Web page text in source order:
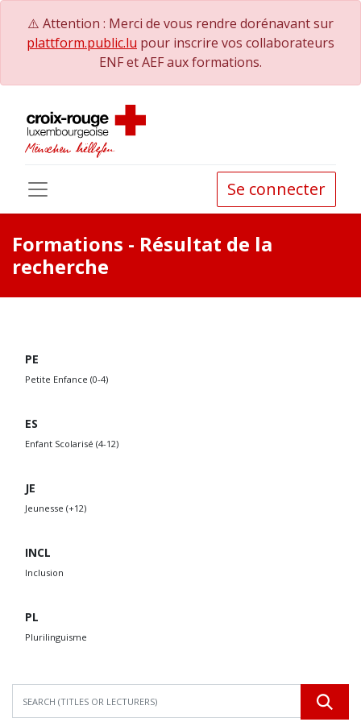
⚠️ Attention : Merci de vous rendre dorénavant sur
plattform.public.lu pour inscrire vos collaborateurs
ENF et AEF aux formations.
Se connecter
Formations - Résultat de la
recherche
PE
Petite Enfance (0-4)
ES
Enfant Scolarisé (4-12)
JE
Jeunesse (+12)
INCL
Inclusion
PL
Plurilinguisme